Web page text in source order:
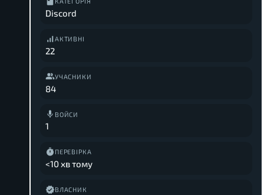
Discord
АКТИВНІ
22
УЧАСНИКИ
84
ВОЙСИ
1
ПЕРЕВІРКА
<10 хв тому
ВЛАСНИК